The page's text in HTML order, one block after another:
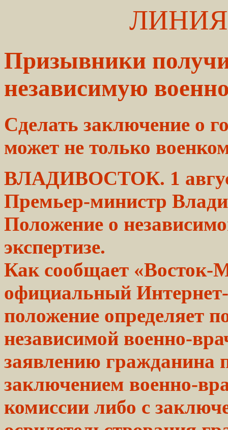
Призывники
независимую
Сделать заключение о
может не только
ВЛАДИВОСТОК. 1
Премьер-министр
Положение о
экспертизе.
Как сообщает «Восток-
официальный
положение определяет
независимой военно-
заявлению гражданина
заключением военно-
комиссии либо с